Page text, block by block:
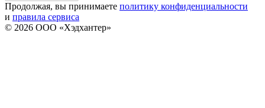
Продолжая, вы принимаете политику конфиденциальности
и правила сервиса
© 2026 ООО «Хэдхантер»